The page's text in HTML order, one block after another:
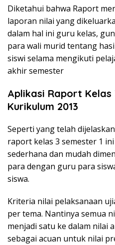
Diketahui bahwa Raport
laporan nilai yang
dalam hal ini guru kelas,
para wali murid tentang
siswi selama mengikuti
akhir semester
Aplikasi Raport Kelas
Kurikulum 2013
Seperti yang telah
raport kelas 3 semester 1
sederhana dan mudah
para dengan guru para
siswa.
Kriteria nilai pelaksanaan
per tema. Nantinya semua
menjadi satu ke dalam nilai
sebagai acuan untuk nilai